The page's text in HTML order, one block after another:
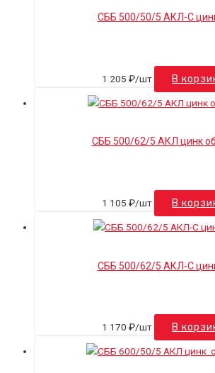
СББ 500/50/5 АКЛ-С
1 205 ₽/шт В
СББ 500/62/5 АКЛ цинк
1 105 ₽/шт В
СББ 500/62/5 АКЛ-С
1 170 ₽/шт В